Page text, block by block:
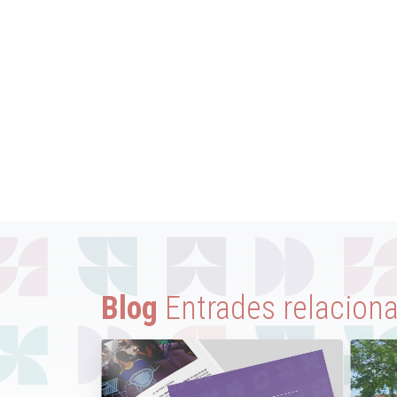
Blog Entrades